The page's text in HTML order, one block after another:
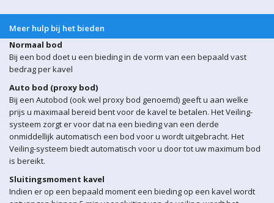
Meer hulp bij het bieden
Normaal bod
Bij een bod doet u een bieding in de vorm van een bepaald vast
bedrag per kavel
Auto bod (proxy bod)
Bij een Autobod (ook wel proxy bod genoemd) geeft u aan welke
prijs u maximaal bereid bent voor de kavel te betalen. Het Veiling-
systeem zorgt er voor dat na een bieding van een derde
onmiddellijk automatisch een bod voor u wordt uitgebracht. Het
Veiling-systeem biedt automatisch voor u door tot uw maximum bod
is bereikt.
Sluitingsmoment kavel
Indien er op een bepaald moment een bieding op een kavel wordt